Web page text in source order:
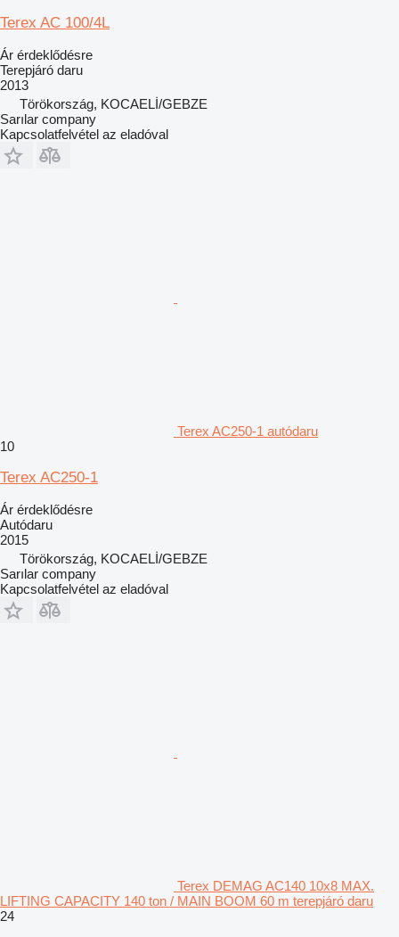
Terex AC 100/4L
Ár érdeklődésre
Terepjáró daru
2013
Törökország, KOCAELİ/GEBZE
Sarılar company
Kapcsolatfelvétel az eladóval
Terex AC250-1 autódaru
10
Terex AC250-1
Ár érdeklődésre
Autódaru
2015
Törökország, KOCAELİ/GEBZE
Sarılar company
Kapcsolatfelvétel az eladóval
Terex DEMAG AC140 10x8 MAX.
LIFTING CAPACITY 140 ton / MAIN BOOM 60 m terepjáró daru
24